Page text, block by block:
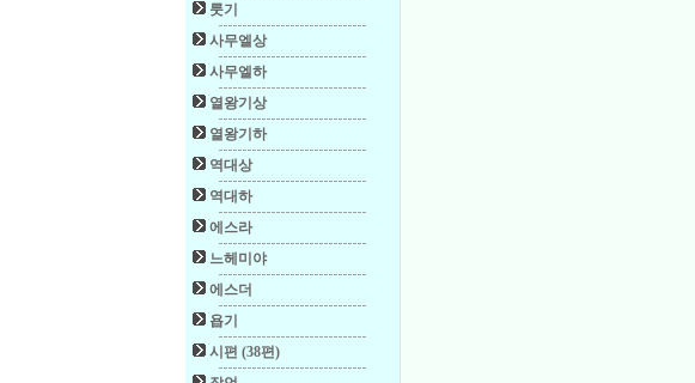
룻기
사무엘상
사무엘하
열왕기상
열왕기하
역대상
역대하
에스라
느헤미야
에스더
욥기
시편 (38편)